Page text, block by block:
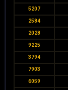
5207
2584
2028
9225
3794
7903
6059